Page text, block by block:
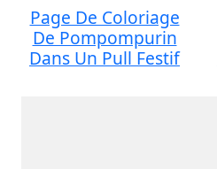
Page De Coloriage
De Pompompurin
Dans Un Pull Festif